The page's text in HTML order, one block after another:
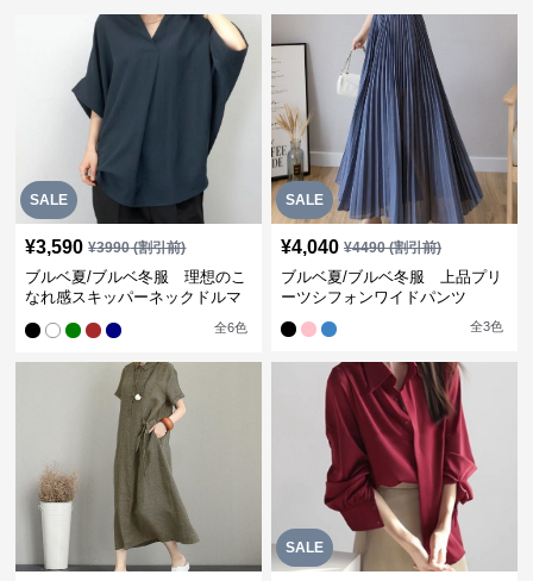
SALE
¥3,590 ¥3990(割引前)
ブルベ夏/ブルベ冬服 理想のこ
なれ感スキッパーネックドルマ
全6色
SALE
¥4,040 ¥4490(割引前)
ブルベ夏/ブルベ冬服 上品プリ
ーツシフォンワイドパンツ
全3色
SALE